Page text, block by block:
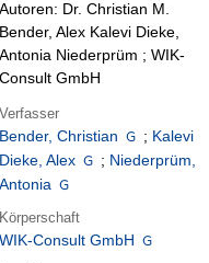
Autoren: Dr. Christian M.
Bender, Alex Kalevi Dieke,
Antonia Niederprüm ; WIK-
Consult GmbH
Verfasser
Bender, Christian ; Kalevi
Dieke, Alex
; Niederprüm,
Antonia
Körperschaft
WIK-Consult GmbH